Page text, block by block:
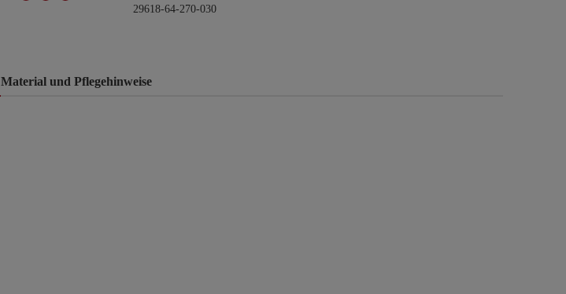
29618-64-270-030
Material und Pflegehinweise